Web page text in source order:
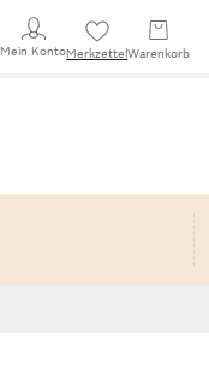
Mein KontoMerkzettel Warenkorb